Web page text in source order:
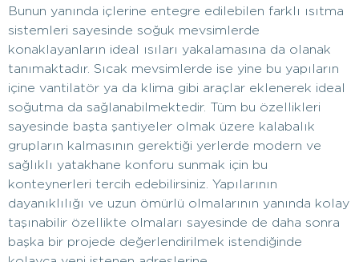
Bunun yanında içlerine entegre edilebilen farklı ısıtma
sistemleri sayesinde soğuk mevsimlerde
konaklayanların ideal ısıları yakalamasına da olanak
tanımaktadır. Sıcak mevsimlerde ise yine bu yapıların
içine vantilatör ya da klima gibi araçlar eklenerek ideal
soğutma da sağlanabilmektedir. Tüm bu özellikleri
sayesinde başta şantiyeler olmak üzere kalabalık
grupların kalmasının gerektiği yerlerde modern ve
sağlıklı yatakhane konforu sunmak için bu
konteynerleri tercih edebilirsiniz. Yapılarının
dayanıklılığı ve uzun ömürlü olmalarının yanında kolay
taşınabilir özellikte olmaları sayesinde de daha sonra
başka bir projede değerlendirilmek istendiğinde